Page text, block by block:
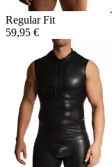
Regular Fit
59,95 €